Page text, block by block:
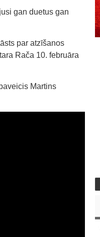
gan duetus gan
par atzīšanos
Rača 10. februāra
Martins